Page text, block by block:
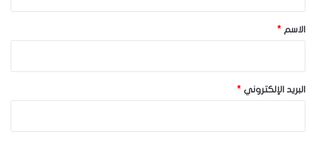
*الاسم *
البريد الإلكتروني *